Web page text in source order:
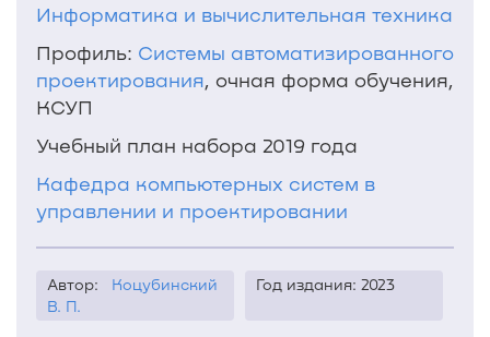
Информатика и вычислительная техника
Профиль: Системы автоматизированного
проектирования, очная форма обучения,
КСУП
Учебный план набора 2019 года
Кафедра компьютерных систем в
управлении и проектировании
Автор: Коцубинский
В. П.
Год издания: 2023